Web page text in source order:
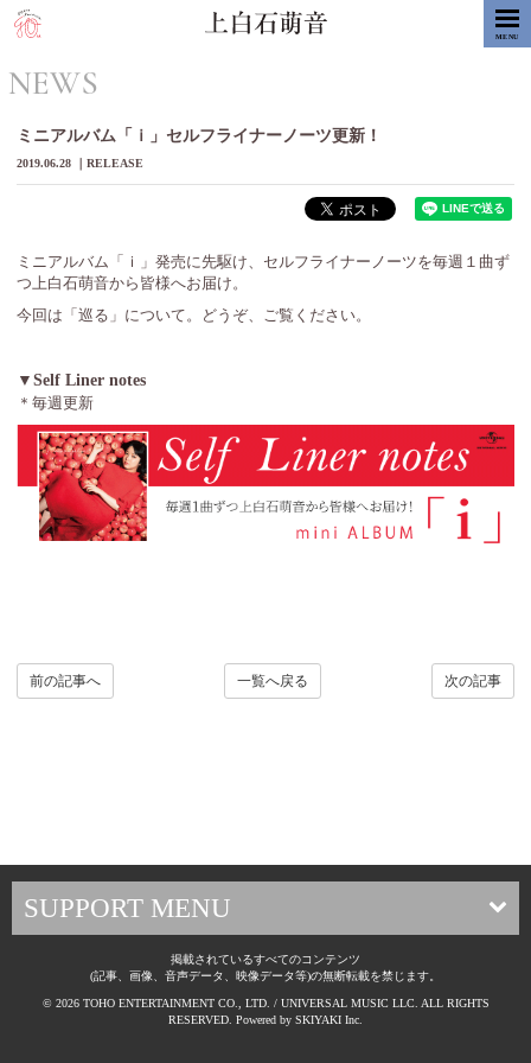
MENU
NEWS
ミニアルバム「ｉ」セルフライナーノーツ更新！
2019.06.28 RELEASE
ミニアルバム「ｉ」発売に先駆け、セルフライナーノーツを毎週１曲ず
つ上白石萌音から皆様へお届け。
今回は「巡る」について。どうぞ、ご覧ください。
▼Self Liner notes
＊毎週更新
前の記事へ 一覧へ戻る 次の記事
SUPPORT MENU
掲載されているすべてのコンテンツ
(記事、画像、音声データ、映像データ等)の無断転載を禁じます。
© 2026 TOHO ENTERTAINMENT CO., LTD. / UNIVERSAL MUSIC LLC. ALL RIGHTS
RESERVED. Powered by SKIYAKI Inc.